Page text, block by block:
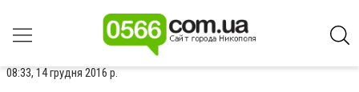
08:33, 14 грудня 2016 р.